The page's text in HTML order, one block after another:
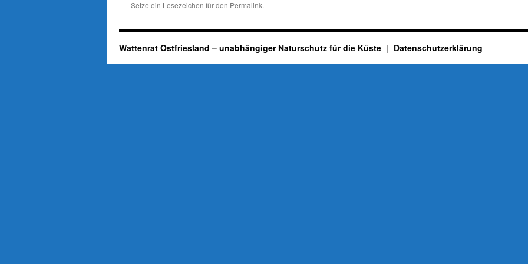
Setze ein Lesezeichen für den Permalink.
Wattenrat Ostfriesland – unabhängiger Naturschutz für die Küste Datenschutzerklärung